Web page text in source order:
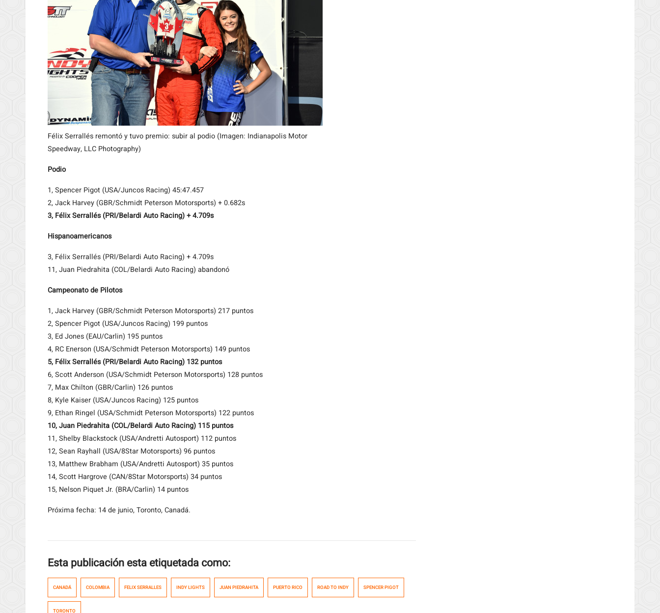
Félix Serrallés remontó y tuvo premio: subir al podio (Imagen: Indianapolis Motor
Speedway, LLC Photography)
Podio
1, Spencer Pigot (USA/Juncos Racing) 45:47.457
2, Jack Harvey (GBR/Schmidt Peterson Motorsports) + 0.682s
3, Félix Serrallés (PRI/Belardi Auto Racing) + 4.709s
Hispanoamericanos
3, Félix Serrallés (PRI/Belardi Auto Racing) + 4.709s
11, Juan Piedrahita (COL/Belardi Auto Racing) abandonó
Campeonato de Pilotos
1, Jack Harvey (GBR/Schmidt Peterson Motorsports) 217 puntos
2, Spencer Pigot (USA/Juncos Racing) 199 puntos
3, Ed Jones (EAU/Carlin) 195 puntos
4, RC Enerson (USA/Schmidt Peterson Motorsports) 149 puntos
5, Félix Serrallés (PRI/Belardi Auto Racing) 132 puntos
6, Scott Anderson (USA/Schmidt Peterson Motorsports) 128 puntos
7, Max Chilton (GBR/Carlin) 126 puntos
8, Kyle Kaiser (USA/Juncos Racing) 125 puntos
9, Ethan Ringel (USA/Schmidt Peterson Motorsports) 122 puntos
10, Juan Piedrahita (COL/Belardi Auto Racing) 115 puntos
11, Shelby Blackstock (USA/Andretti Autosport) 112 puntos
12, Sean Rayhall (USA/8Star Motorsports) 96 puntos
13, Matthew Brabham (USA/Andretti Autosport) 35 puntos
14, Scott Hargrove (CAN/8Star Motorsports) 34 puntos
15, Nelson Piquet Jr. (BRA/Carlin) 14 puntos
Próxima fecha: 14 de junio, Toronto, Canadá.
Esta publicación esta etiquetada como:
CANADÁ COLOMBIA FELIX SERRALLES INDY LIGHTS JUAN PIEDRAHITA PUERTO RICO ROAD TO INDY SPENCER PIGOT
TORONTO